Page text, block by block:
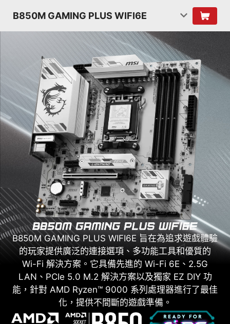
B850M GAMING PLUS WIFI6E
B850M GAMING PLUS WIFI6E 旨在為追求遊戲體驗
的玩家提供廣泛的連接選項、多功能工具和優質的
Wi-Fi 解決方案。它具備先進的 Wi-Fi 6E、2.5G
LAN、PCIe 5.0 M.2 解決方案以及獨家 EZ DIY 功
能，針對 AMD Ryzen™ 9000 系列處理器進行了最佳
化，提供不間斷的遊戲準備。